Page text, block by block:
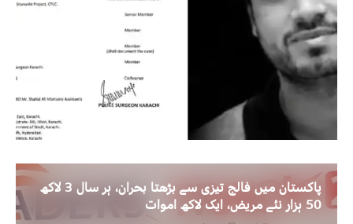
پاکستان میں فالج تیزی سے بڑھتا بحران، ہر سال 3 لاکھ
50 ہزار نئے مریض، ایک لاکھ اموات